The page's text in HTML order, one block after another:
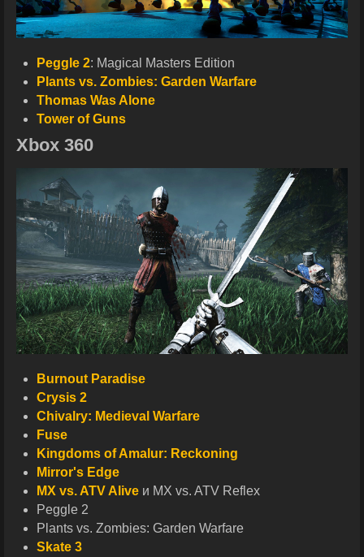
Peggle 2: Magical Masters Edition
Plants vs. Zombies: Garden Warfare
Thomas Was Alone
Tower of Guns
Xbox 360
Burnout Paradise
Crysis 2
Chivalry: Medieval Warfare
Fuse
Kingdoms of Amalur: Reckoning
Mirror's Edge
MX vs. ATV Alive и MX vs. ATV Reflex
Peggle 2
Plants vs. Zombies: Garden Warfare
Skate 3